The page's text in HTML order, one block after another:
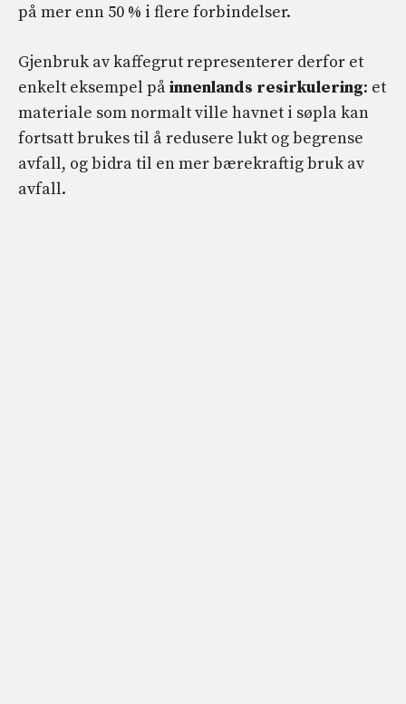
på mer enn 50 % i flere forbindelser.
Gjenbruk av kaffegrut representerer derfor et
enkelt eksempel påinnenlands resirkulering: et
materiale som normalt ville havnet i søpla kan
fortsatt brukes til å redusere lukt og begrense
avfall, og bidra til en mer bærekraftig bruk av
avfall.